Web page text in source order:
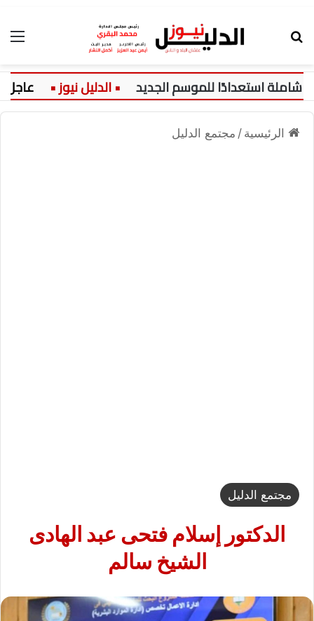
استعدادًا للموسم الجديد عاجل:
الرئيسية / مجتمع الدليل
مجتمع الدليل
الدكتور إسلام فتحى عبد الهادى
الشيخ سالم